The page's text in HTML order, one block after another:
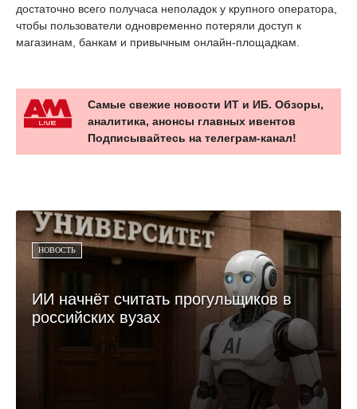
достаточно всего получаса неполадок у крупного оператора,
чтобы пользователи одновременно потеряли доступ к
магазинам, банкам и привычным онлайн-площадкам.
Самые свежие новости ИТ и ИБ. Обзоры,
аналитика, анонсы главных ивентов
Подписывайтесь на телеграм-канал!
НОВОСТЬ
ИИ начнёт считать прогульщиков в
российских вузах